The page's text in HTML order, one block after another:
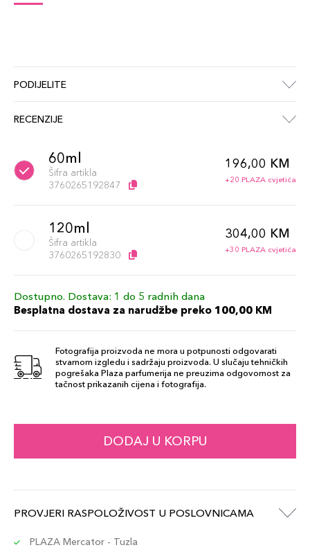
PODIJELITE
RECENZIJE
60ml
Šifra artikla
3760265192847
196,00 KM
+20 PLAZA cvjetića
120ml
Šifra artikla
3760265192830
304,00 KM
+30 PLAZA cvjetića
Dostupno. Dostava: 1 do 5 radnih dana
Besplatna dostava za narudžbe preko 100,00 KM
Fotografija proizvoda ne mora u potpunosti odgovarati
stvarnom izgledu i sadržaju proizvoda. U slučaju tehničkih
pogrešaka Plaza parfumerija ne preuzima odgovornost za
tačnost prikazanih cijena i fotografija.
DODAJ U KORPU
PROVJERI RASPOLOŽIVOST U POSLOVNICAMA
PLAZA Mercator - Tuzla